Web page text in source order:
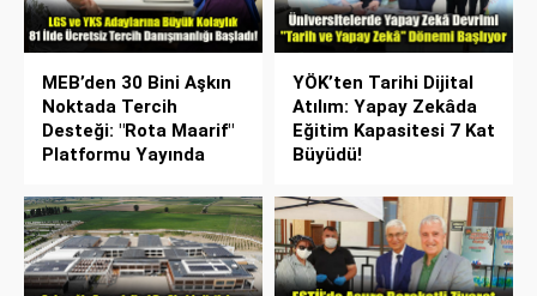
MEB’den 30 Bini Aşkın
Noktada Tercih
Desteği: "Rota Maarif"
Platformu Yayında
YÖK’ten Tarihi Dijital
Atılım: Yapay Zekâda
Eğitim Kapasitesi 7 Kat
Büyüdü!